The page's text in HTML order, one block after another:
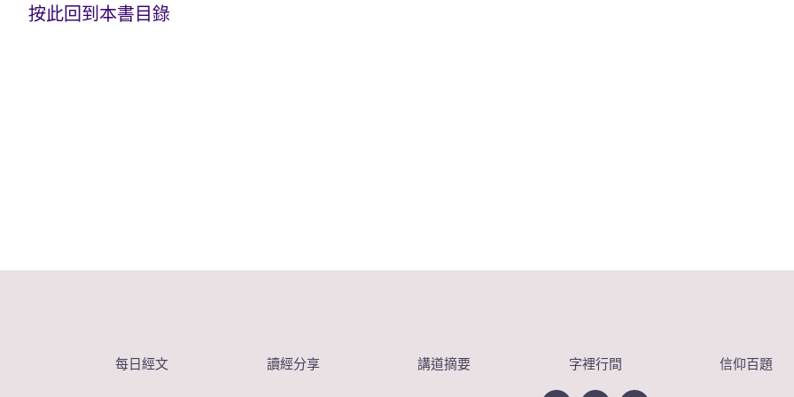
按此回到本書目錄
每日經文 讀經分享 講道摘要 字裡行間 信仰百題